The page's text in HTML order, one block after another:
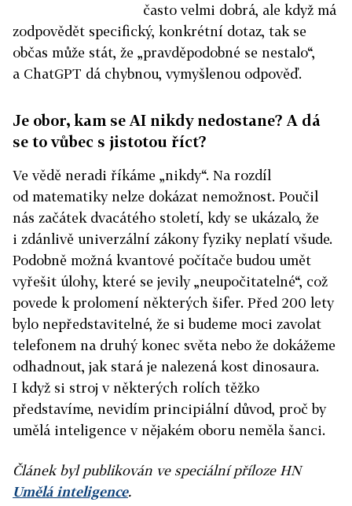
často velmi dobrá, ale když má
zodpovědět specifický, konkrétní dotaz, tak se
občas může stát, že „pravděpodobné se nestalo“,
a ChatGPT dá chybnou, vymyšlenou odpověď.
Je obor, kam se AI nikdy nedostane? A dá
se to vůbec s jistotou říct?
Ve vědě neradi říkáme „nikdy“. Na rozdíl
od matematiky nelze dokázat nemožnost. Poučil
nás začátek dvacátého století, kdy se ukázalo, že
i zdánlivě univerzální zákony fyziky neplatí všude.
Podobně možná kvantové počítače budou umět
vyřešit úlohy, které se jevily „neupočitatelné“, což
povede k prolomení některých šifer. Před 200 lety
bylo nepředstavitelné, že si budeme moci zavolat
telefonem na druhý konec světa nebo že dokážeme
odhadnout, jak stará je nalezená kost dinosaura.
I když si stroj v některých rolích těžko
představíme, nevidím principiální důvod, proč by
umělá inteligence v nějakém oboru neměla šanci.
Článek byl publikován ve speciální příloze HN
Umělá inteligence.